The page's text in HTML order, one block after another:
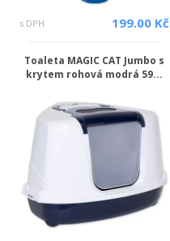
s DPH 199.00 Kč
Toaleta MAGIC CAT Jumbo s
krytem rohová modrá 59...